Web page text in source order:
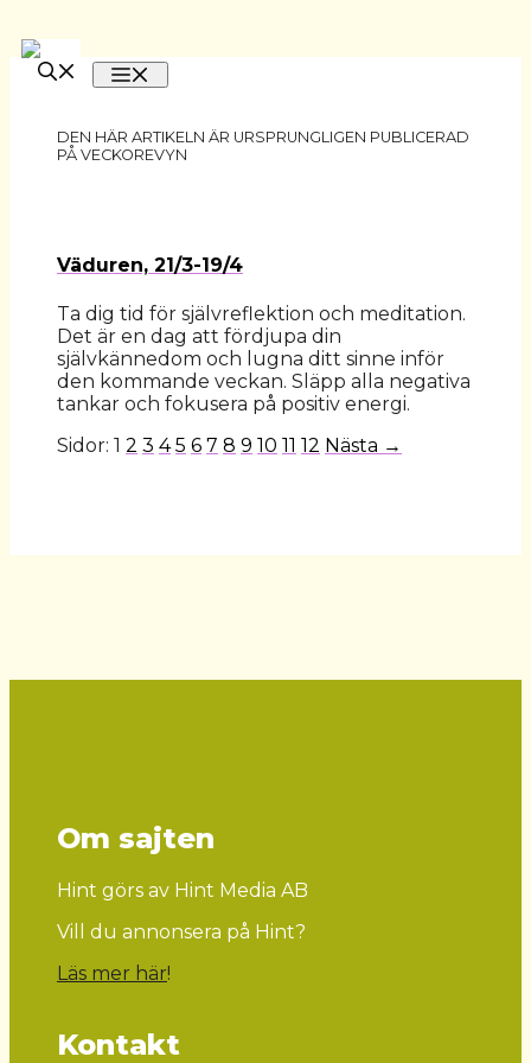
till
innehåll
MENY
Väduren, 21/3-19/4
Ta dig tid för självreflektion och meditation.
Det är en dag att fördjupa din
självkännedom och lugna ditt sinne inför
den kommande veckan. Släpp alla negativa
tankar och fokusera på positiv energi.
Sidor: 1 2 3 4 5 6 7 8 9 10 11 12 Nästa →
Om sajten
Hint görs av Hint Media AB
Vill du annonsera på Hint?
Läs mer här!
Kontakt